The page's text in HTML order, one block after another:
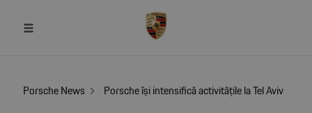
Porsche News
Porsche își intensifică activitățile la Tel Aviv